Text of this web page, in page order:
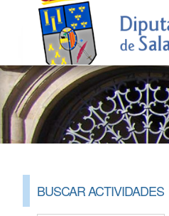
BUSCAR ACTIVIDADES